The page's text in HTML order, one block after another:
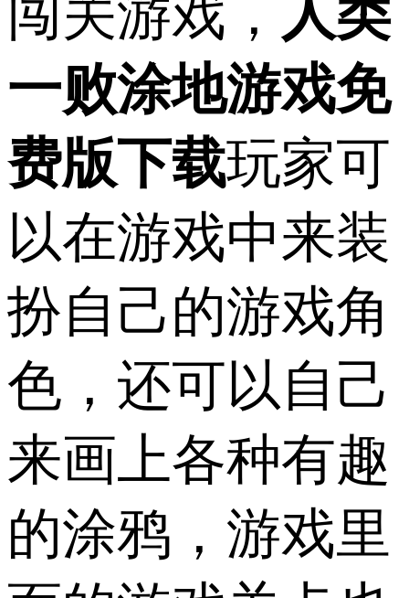
闯关游戏， 人类
一败涂地游戏免
费版下载玩家可
以在游戏中来装
扮自己的游戏角
色，还可以自己
来画上各种有趣
的涂鸦，游戏里